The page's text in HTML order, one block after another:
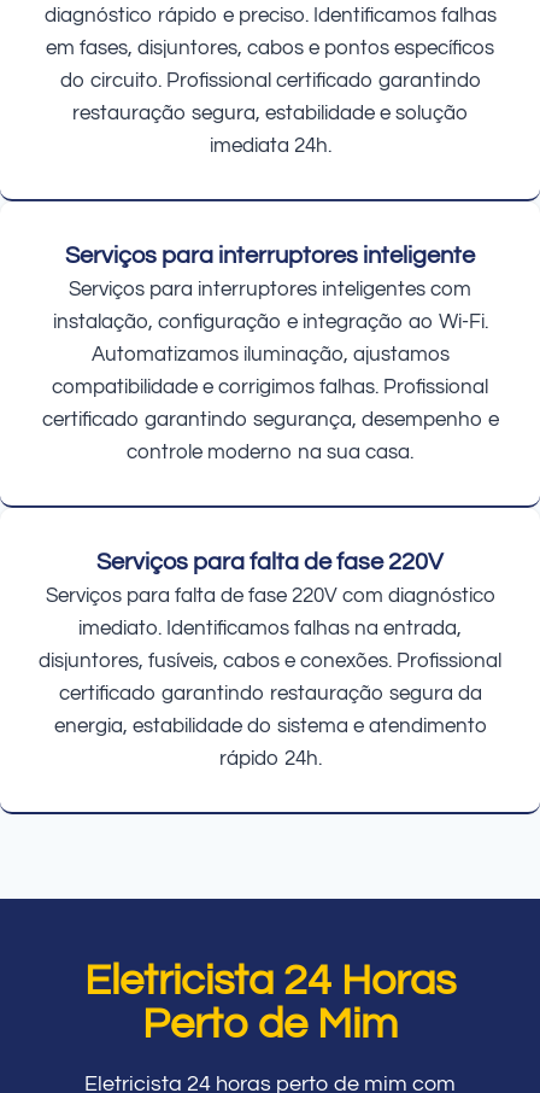
diagnóstico rápido e preciso. Identificamos falhas
em fases, disjuntores, cabos e pontos específicos
do circuito. Profissional certificado garantindo
restauração segura, estabilidade e solução
imediata 24h.
Serviços para interruptores inteligente
Serviços para interruptores inteligentes com
instalação, configuração e integração ao Wi-Fi.
Automatizamos iluminação, ajustamos
compatibilidade e corrigimos falhas. Profissional
certificado garantindo segurança, desempenho e
controle moderno na sua casa.
Serviços para falta de fase 220V
Serviços para falta de fase 220V com diagnóstico
imediato. Identificamos falhas na entrada,
disjuntores, fusíveis, cabos e conexões. Profissional
certificado garantindo restauração segura da
energia, estabilidade do sistema e atendimento
rápido 24h.
Eletricista 24 Horas
Perto de Mim
Eletricista 24 horas perto de mim com